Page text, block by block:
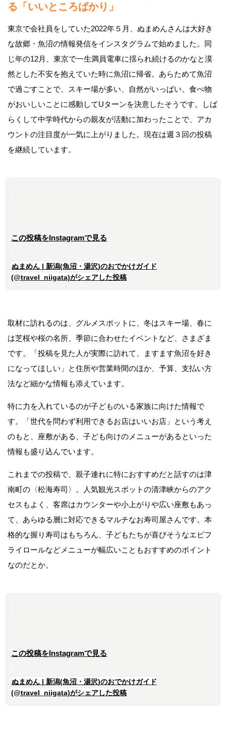
る「いいところばかり」
東京で会社員をしていた2022年５月、ぬまめんさんは大好き
な故郷・魚沼の情報発信をインスタグラムで始めました。同
じ年の12月、東京で一生満員電車に揺られ続けるのかなと漠
然とした不安を抱えていた時に魚沼に帰省。あらためて魚沼
で過ごすことで、スキー場が多い、自然がいっぱい、食べ物
がおいしいことに感動してUターンを決意したそうです。しば
らくして中学時代からの親友が活動に加わったことで、アカ
ウントの注目度が一気に上がりました。現在は週３回の投稿
を継続しています。
この投稿をInstagramで見る
ぬまめん | 新潟(魚沼・湯沢)のおでかけガイド
(@travel_niigata)がシェアした投稿
取材に訪れるのは、グルメスポットに、冬はスキー場、春に
は芝桜や桜の名所、季節に合わせたイベントなど、さまざま
です。「投稿を見た人が実際に訪れて、ますます魚沼を好き
になってほしい」と住所や営業時間のほか、予算、支払い方
法など細かな情報も添えています。
特に力を入れているのが子どものいる家族に向けた情報で
す。「世代を問わず利用できるお店はいいお店」という考え
のもと、座敷がある、子ども向けのメニューがあるといった
情報も盛り込んでいます。
これまでの投稿で、親子連れに特におすすめだと話すのは津
南町の〈松海寿司〉。人気観光スポットの清津峡からのアク
セスもよく、客席はカウンターや小上がりや広い座敷もあっ
て、あらゆる層に対応できるマルチなお寿司屋さんです。本
格的な握り寿司はもちろん、子どもたちが喜びそうなエビフ
ライロールなどメニューが幅広いこともおすすめのポイント
なのだとか。
この投稿をInstagramで見る
ぬまめん | 新潟(魚沼・湯沢)のおでかけガイド
(@travel_niigata)がシェアした投稿